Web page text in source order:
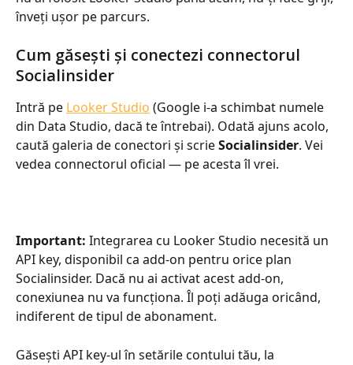
înveți ușor pe parcurs.
Cum găsești și conectezi connectorul
Socialinsider
Intră pe Looker Studio (Google i-a schimbat numele
din Data Studio, dacă te întrebai). Odată ajuns acolo,
caută galeria de conectori și scrie Socialinsider. Vei
vedea connectorul oficial — pe acesta îl vrei.
Important: Integrarea cu Looker Studio necesită un
API key, disponibil ca add-on pentru orice plan
Socialinsider. Dacă nu ai activat acest add-on,
conexiunea nu va funcționa. Îl poți adăuga oricând,
indiferent de tipul de abonament.
Găsești API key-ul în setările contului tău, la